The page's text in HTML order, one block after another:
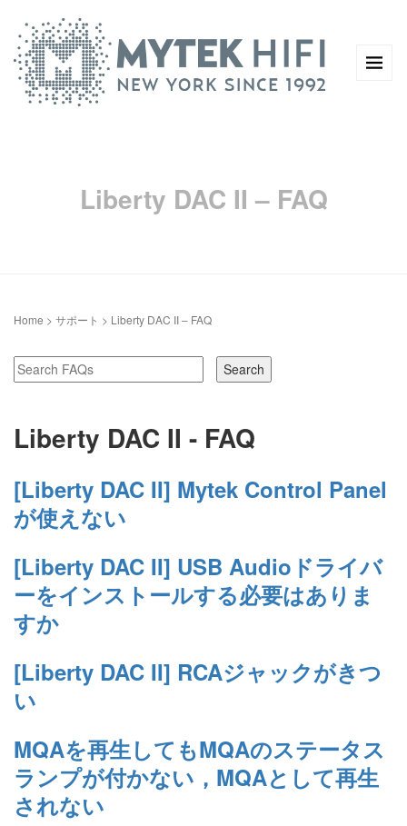
Liberty DAC II – FAQ
Home > サポート > Liberty DAC II – FAQ
Liberty DAC II - FAQ
[Liberty DAC II] Mytek Control Panel
が使えない
[Liberty DAC II] USB Audioドライバ
ーをインストールする必要はありま
すか
[Liberty DAC II] RCAジャックがきつ
い
MQAを再生してもMQAのステータス
ランプが付かない，MQAとして再生
されない